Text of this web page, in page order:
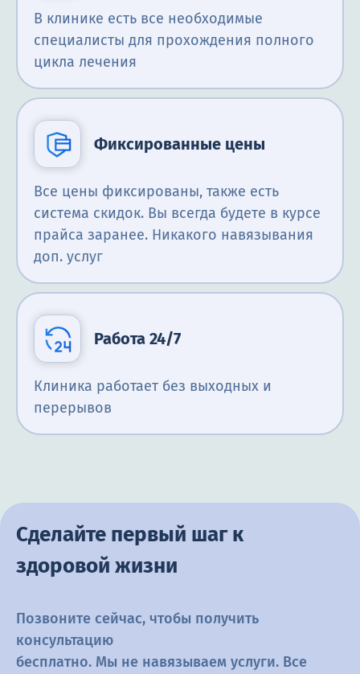
В клинике есть все необходимые
специалисты для прохождения полного
цикла лечения
Фиксированные цены
Все цены фиксированы, также есть
система скидок. Вы всегда будете в курсе
прайса заранее. Никакого навязывания
доп. услуг
Работа 24/7
Клиника работает без выходных и
перерывов
Сделайте первый шаг к
здоровой жизни
Позвоните сейчас, чтобы получить
консультацию
бесплатно. Мы не навязываем услуги. Все